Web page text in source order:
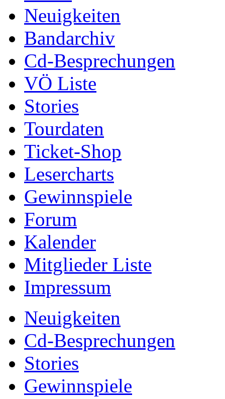
Neuigkeiten
Bandarchiv
Cd-Besprechungen
VÖ Liste
Stories
Tourdaten
Ticket-Shop
Lesercharts
Gewinnspiele
Forum
Kalender
Mitglieder Liste
Impressum
Neuigkeiten
Cd-Besprechungen
Stories
Gewinnspiele